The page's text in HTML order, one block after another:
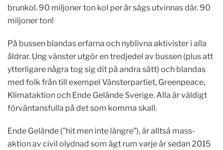
brunkol. 90 miljoner ton kol per år sägs utvinnas där. 90
miljoner ton!
På bussen blandas erfarna och nyblivna aktivister i alla
åldrar. Ung vänster utgör en tredjedel av bussen (plus att
ytterligare några tog sig dit på andra sätt) och blandas
med folk från till exempel Vänsterpartiet, Greenpeace,
Klimataktion och Ende Gelände Sverige. Alla är väldigt
förväntansfulla på det som komma skall.
Ende Gelände (”hit men inte längre”), är alltså mass-
aktion av civil olydnad som ägt rum varje år sedan 2015